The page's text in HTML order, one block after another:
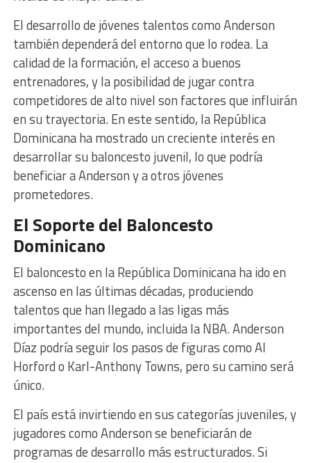
El desarrollo de jóvenes talentos como Anderson
también dependerá del entorno que lo rodea. La
calidad de la formación, el acceso a buenos
entrenadores, y la posibilidad de jugar contra
competidores de alto nivel son factores que influirán
en su trayectoria. En este sentido, la República
Dominicana ha mostrado un creciente interés en
desarrollar su baloncesto juvenil, lo que podría
beneficiar a Anderson y a otros jóvenes
prometedores.
El Soporte del Baloncesto
Dominicano
El baloncesto en la República Dominicana ha ido en
ascenso en las últimas décadas, produciendo
talentos que han llegado a las ligas más
importantes del mundo, incluida la NBA. Anderson
Díaz podría seguir los pasos de figuras como Al
Horford o Karl-Anthony Towns, pero su camino será
único.
El país está invirtiendo en sus categorías juveniles, y
jugadores como Anderson se beneficiarán de
programas de desarrollo más estructurados. Si